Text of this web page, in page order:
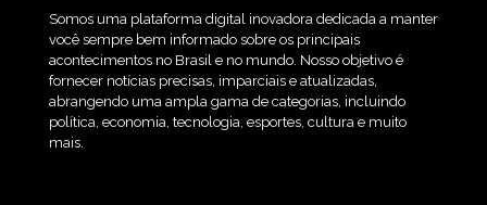
Somos uma plataforma digital inovadora dedicada a manter
você sempre bem informado sobre os principais
acontecimentos no Brasil e no mundo. Nosso objetivo é
fornecer notícias precisas, imparciais e atualizadas,
abrangendo uma ampla gama de categorias, incluindo
política, economia, tecnologia, esportes, cultura e muito
mais.